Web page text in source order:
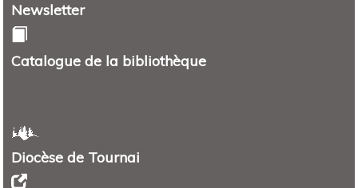
Newsletter
Catalogue de la bibliothèque
Diocèse de Tournai